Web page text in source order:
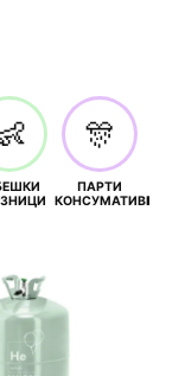
🎊
ПАРТИ
КОНСУМАТИВИ